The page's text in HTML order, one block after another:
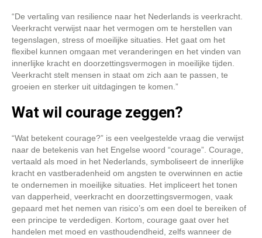
“De vertaling van resilience naar het Nederlands is veerkracht.
Veerkracht verwijst naar het vermogen om te herstellen van
tegenslagen, stress of moeilijke situaties. Het gaat om het
flexibel kunnen omgaan met veranderingen en het vinden van
innerlijke kracht en doorzettingsvermogen in moeilijke tijden.
Veerkracht stelt mensen in staat om zich aan te passen, te
groeien en sterker uit uitdagingen te komen.”
Wat wil courage zeggen?
“Wat betekent courage?” is een veelgestelde vraag die verwijst
naar de betekenis van het Engelse woord “courage”. Courage,
vertaald als moed in het Nederlands, symboliseert de innerlijke
kracht en vastberadenheid om angsten te overwinnen en actie
te ondernemen in moeilijke situaties. Het impliceert het tonen
van dapperheid, veerkracht en doorzettingsvermogen, vaak
gepaard met het nemen van risico’s om een doel te bereiken of
een principe te verdedigen. Kortom, courage gaat over het
handelen met moed en vasthoudendheid, zelfs wanneer de